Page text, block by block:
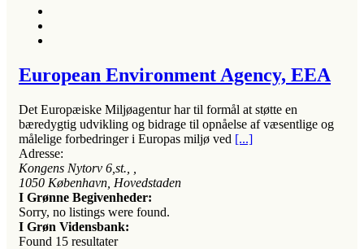
European Environment Agency, EEA
Det Europæiske Miljøagentur har til formål at støtte en
bæredygtig udvikling og bidrage til opnåelse af væsentlige og
målelige forbedringer i Europas miljø ved [...]
Adresse:
Kongens Nytorv 6,st.
1050 København, Hovedstaden
I Grønne Begivenheder:
Sorry, no listings were found.
I Grøn Vidensbank:
Found 15 resultater